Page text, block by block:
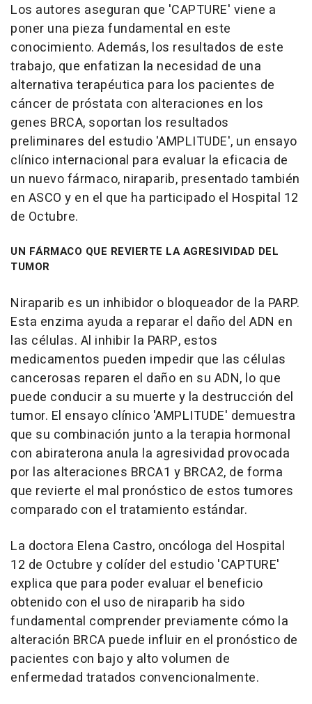
Los autores aseguran que 'CAPTURE' viene a
poner una pieza fundamental en este
conocimiento. Además, los resultados de este
trabajo, que enfatizan la necesidad de una
alternativa terapéutica para los pacientes de
cáncer de próstata con alteraciones en los
genes BRCA, soportan los resultados
preliminares del estudio 'AMPLITUDE', un ensayo
clínico internacional para evaluar la eficacia de
un nuevo fármaco, niraparib, presentado también
en ASCO y en el que ha participado el Hospital 12
de Octubre.
UN FÁRMACO QUE REVIERTE LA AGRESIVIDAD DEL
TUMOR
Niraparib es un inhibidor o bloqueador de la PARP.
Esta enzima ayuda a reparar el daño del ADN en
las células. Al inhibir la PARP, estos
medicamentos pueden impedir que las células
cancerosas reparen el daño en su ADN, lo que
puede conducir a su muerte y la destrucción del
tumor. El ensayo clínico 'AMPLITUDE' demuestra
que su combinación junto a la terapia hormonal
con abiraterona anula la agresividad provocada
por las alteraciones BRCA1 y BRCA2, de forma
que revierte el mal pronóstico de estos tumores
comparado con el tratamiento estándar.
La doctora Elena Castro, oncóloga del Hospital
12 de Octubre y colíder del estudio 'CAPTURE'
explica que para poder evaluar el beneficio
obtenido con el uso de niraparib ha sido
fundamental comprender previamente cómo la
alteración BRCA puede influir en el pronóstico de
pacientes con bajo y alto volumen de
enfermedad tratados convencionalmente.